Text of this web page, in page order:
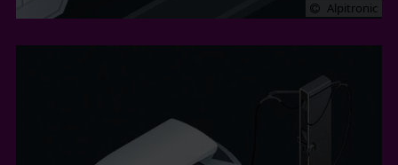
Alpitronic